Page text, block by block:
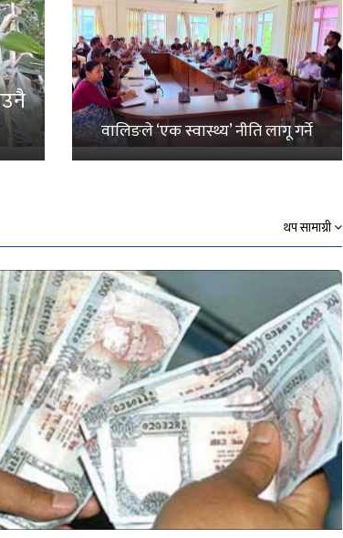
वालिङले ‘एक स्वास्थ्य’ नीति लागू गर्ने
थप सामाग्री